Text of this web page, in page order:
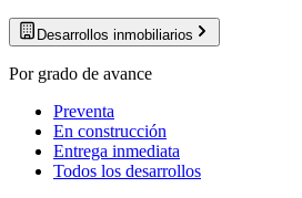
Desarrollos inmobiliarios
Por grado de avance
Preventa
En construcción
Entrega inmediata
Todos los desarrollos